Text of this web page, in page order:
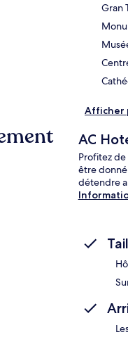
Gran
Afficher
AC
Profitez de
être
détendre